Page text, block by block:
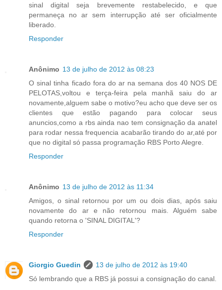
sinal digital seja brevemente restabelecido, e que
permaneça no ar sem interrupção até ser oficialmente
liberado.
Responder
Anônimo 13 de julho de 2012 às 08:23
O sinal tinha ficado fora do ar na semana dos 40 NOS DE
PELOTAS,voltou e terça-feira pela manhã saiu do ar
novamente,alguem sabe o motivo?eu acho que deve ser os
clientes que estão pagando para colocar seus
anuncios,como a rbs ainda nao tem consignação da anatel
para rodar nessa frequencia acabarão tirando do ar,até por
que no digital só passa programação RBS Porto Alegre.
Responder
Anônimo 13 de julho de 2012 às 11:34
Amigos, o sinal retornou por um ou dois dias, após saiu
novamente do ar e não retornou mais. Alguém sabe
quando retorna o 'SINAL DIGITAL'?
Responder
Giorgio Guedin
13 de julho de 2012 às 19:40
Só lembrando que a RBS já possui a consignação do canal.